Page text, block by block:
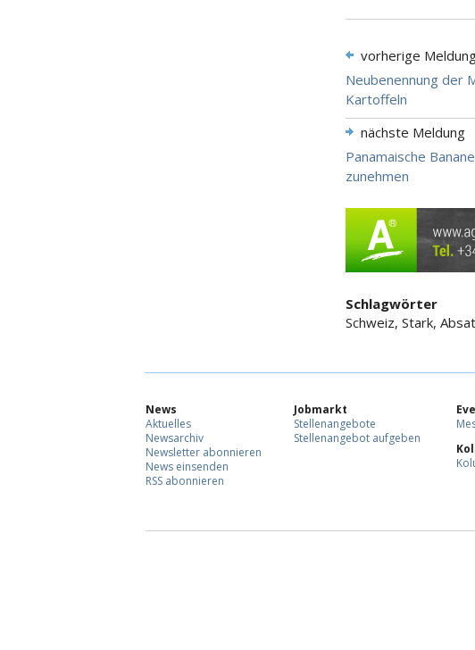
vorherige
Neubenennung der
Kartoffeln
nächste Meldung
Panamaische
zunehmen
Schlagwörter
Schweiz, Stark,
News
Aktuelles
Newsarchiv
Newsletter abonnieren
News einsenden
RSS abonnieren
Jobmarkt
Stellenangebote
Stellenangebot aufgeben